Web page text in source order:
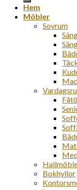
Hem
Möbler
Sovrum
Bokhyllor